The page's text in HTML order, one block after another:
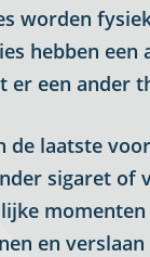
worden
hebben
er een ander
de laatste
sigaret of
momenten
en verslaan